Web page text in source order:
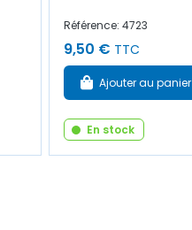
Référence: 4723
9,50 € TTC
Ajouter au panier
En stock